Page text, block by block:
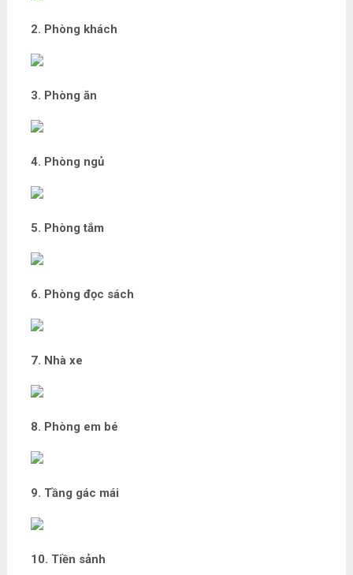
2. Phòng khách
3. Phòng ăn
4. Phòng ngủ
5. Phòng tắm
6. Phòng đọc sách
7. Nhà xe
8. Phòng em bé
9. Tầng gác mái
10. Tiền sảnh